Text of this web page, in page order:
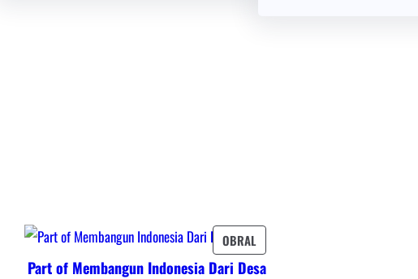
OBRAL
DENGAN
Part of Membangun Indonesia Dari Desa